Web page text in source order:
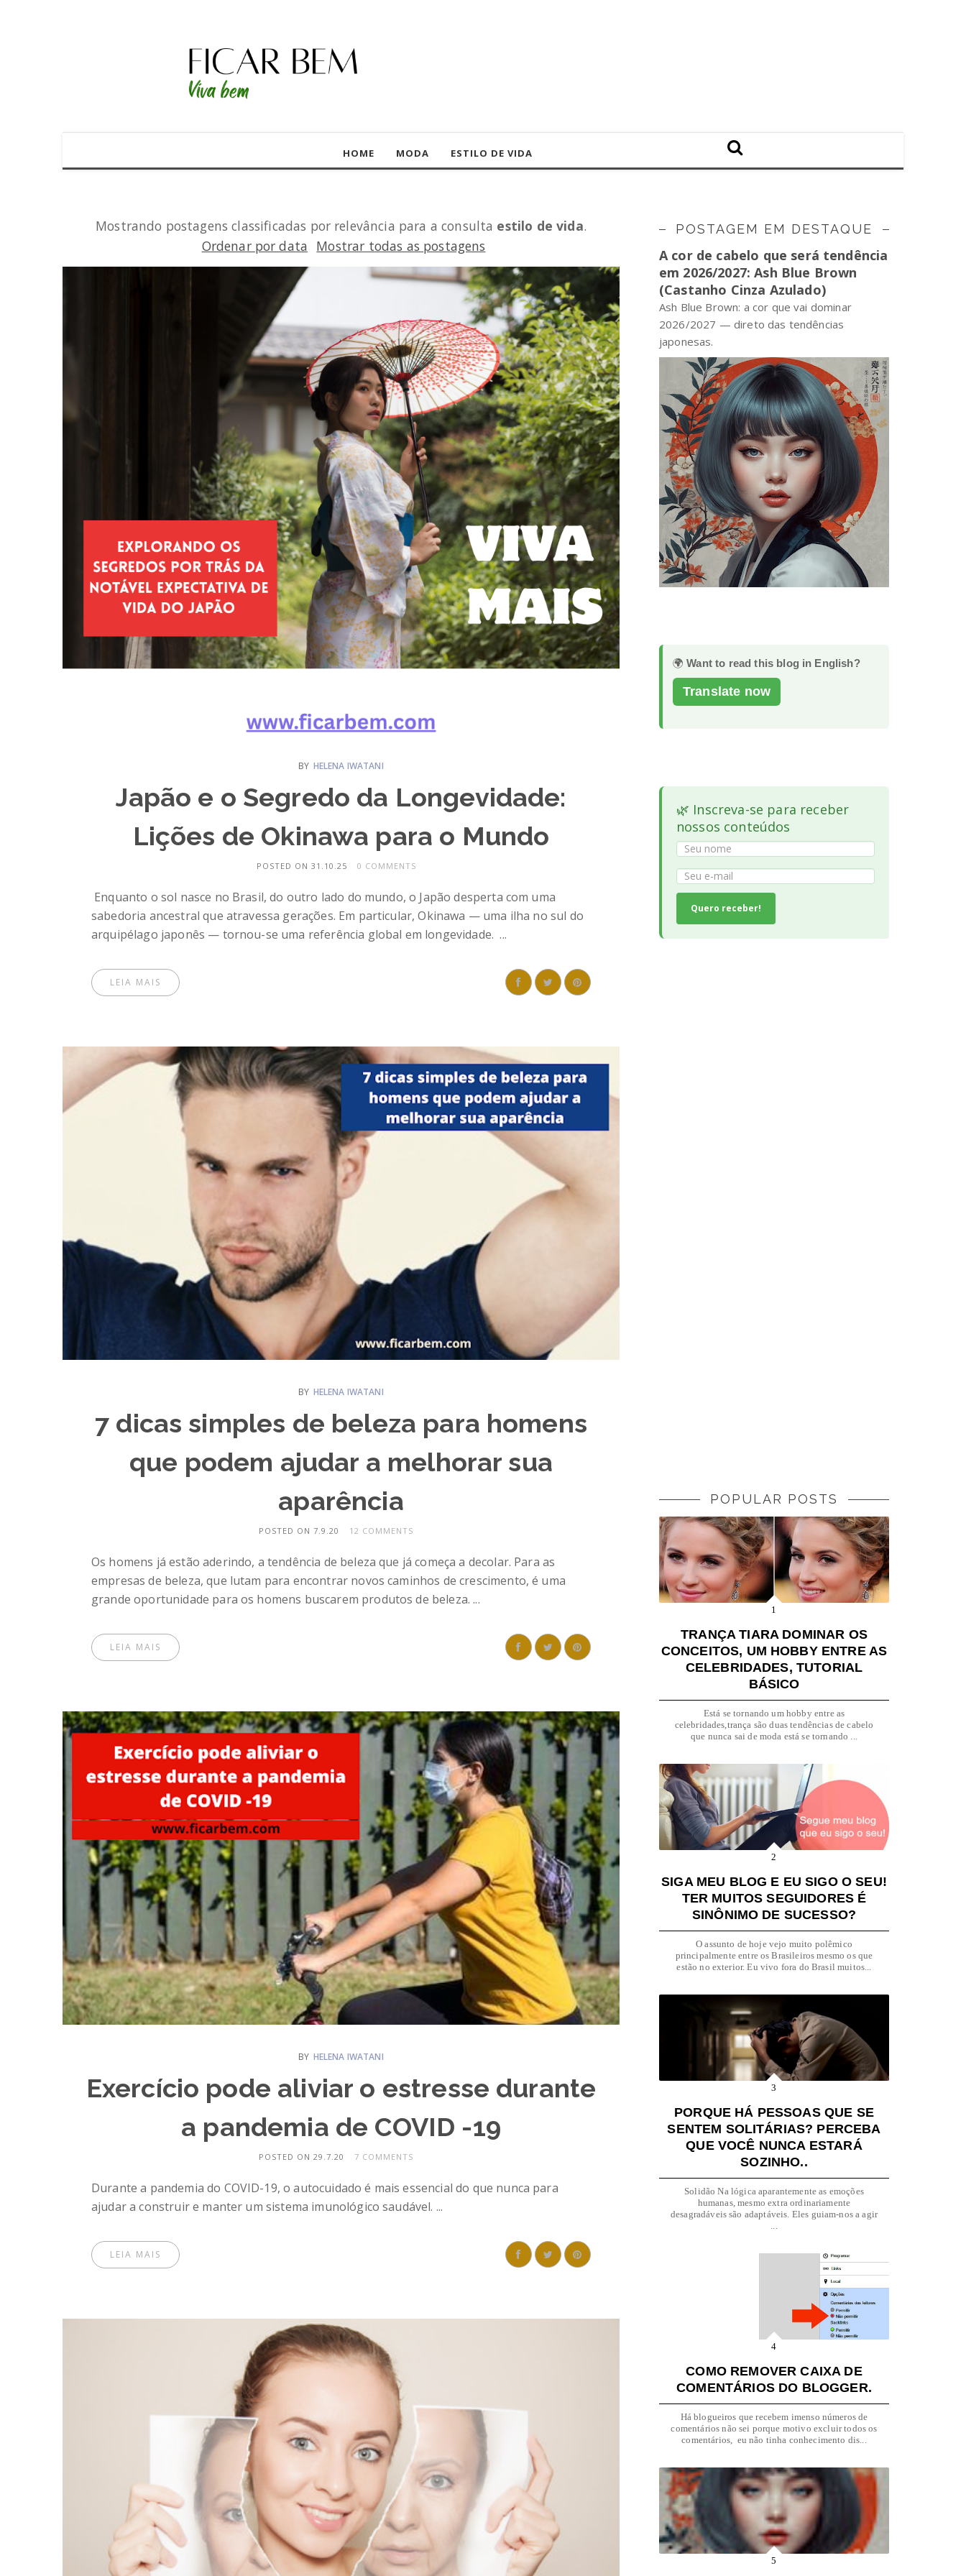
HOME MODA ESTILO DE VIDA
Mostrando postagens classificadas por relevância para a consulta estilo de vida.
Ordenar por data Mostrar todas as postagens
BY HELENA IWATANI
Japão e o Segredo da Longevidade:
Lições de Okinawa para o Mundo
POSTED ON 31.10.25 0 COMMENTS
Enquanto o sol nasce no Brasil, do outro lado do mundo, o Japão desperta com uma
sabedoria ancestral que atravessa gerações. Em particular, Okinawa — uma ilha no sul do
arquipélago japonês — tornou-se uma referência global em longevidade. ...
LEIA MAIS
BY HELENA IWATANI
7 dicas simples de beleza para homens
que podem ajudar a melhorar sua
aparência
POSTED ON 7.9.20 12 COMMENTS
Os homens já estão aderindo, a tendência de beleza que já começa a decolar. Para as
empresas de beleza, que lutam para encontrar novos caminhos de crescimento, é uma
grande oportunidade para os homens buscarem produtos de beleza. ...
LEIA MAIS
BY HELENA IWATANI
Exercício pode aliviar o estresse durante
a pandemia de COVID -19
POSTED ON 29.7.20 7 COMMENTS
Durante a pandemia do COVID-19, o autocuidado é mais essencial do que nunca para
ajudar a construir e manter um sistema imunológico saudável. ...
LEIA MAIS
POSTAGEM EM DESTAQUE
A cor de cabelo que será tendência
em 2026/2027: Ash Blue Brown
(Castanho Cinza Azulado)
Ash Blue Brown: a cor que vai dominar
2026/2027 — direto das tendências
japonesas.
🌍Want to read this blog in English?
Translate now
🌿 Inscreva-se para receber
nossos conteúdos
Quero receber!
POPULAR POSTS
TRANÇA TIARA DOMINAR OS
CONCEITOS, UM HOBBY ENTRE AS
CELEBRIDADES, TUTORIAL
BÁSICO
Está se tornando um hobby entre as
celebridades,trança são duas tendências de cabelo
que nunca sai de moda está se tornando ...
SIGA MEU BLOG E EU SIGO O SEU!
TER MUITOS SEGUIDORES É
SINÔNIMO DE SUCESSO?
O assunto de hoje vejo muito polêmico
principalmente entre os Brasileiros mesmo os que
estão no exterior. Eu vivo fora do Brasil muitos...
PORQUE HÁ PESSOAS QUE SE
SENTEM SOLITÁRIAS? PERCEBA
QUE VOCÊ NUNCA ESTARÁ
SOZINHO..
Solidão Na lógica aparantemente as emoções
humanas, mesmo extra ordinariamente
desagradáveis ​​são adaptáveis. Eles guiam-nos a agir
COMO REMOVER CAIXA DE
COMENTÁRIOS DO BLOGGER.
Há blogueiros que recebem imenso números de
comentários não sei porque motivo excluir todos os
comentários, eu não tinha conhecimento dis...